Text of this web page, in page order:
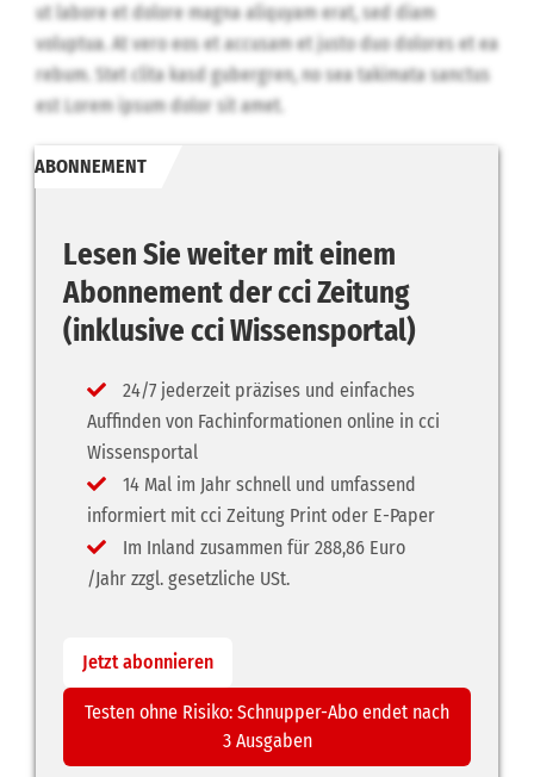
ut labore et dolore magna aliquyam erat, sed diam
voluptua. At vero eos et accusam et justo duo dolores et ea
rebum. Stet clita kasd gubergren, no sea takimata sanctus
est Lorem ipsum dolor sit amet.
ABONNEMENT
Lesen Sie weiter mit einem
Abonnement der cci Zeitung
(inklusive cci Wissensportal)
24/7 jederzeit präzises und einfaches
Auffinden von Fachinformationen online in cci
Wissensportal
14 Mal im Jahr schnell und umfassend
informiert mit cci Zeitung Print oder E-Paper
Im Inland zusammen für 288,86 Euro
/Jahr zzgl. gesetzliche USt.
Jetzt abonnieren
Testen ohne Risiko: Schnupper-Abo endet nach
3 Ausgaben